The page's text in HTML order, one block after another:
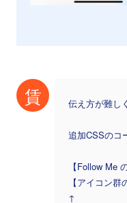
賃 伝え方が難し
追加CSSのコ
【Follow Me
【アイコン群
↑